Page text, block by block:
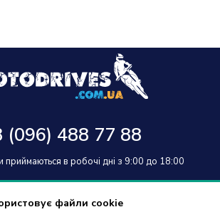
файли cookie
(096) 488 77 88
приймаються в робочі дні з 9:00 до 18:00